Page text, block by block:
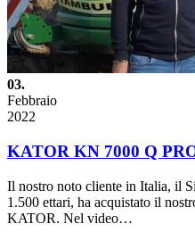
03.
Febbraio
2022
KATOR KN 7000 Q
Il nostro noto cliente in Italia, il
1.500 ettari, ha acquistato il
KATOR. Nel video…